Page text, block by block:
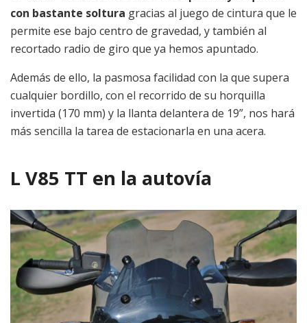
con bastante soltura gracias al juego de cintura que le
permite ese bajo centro de gravedad, y también al
recortado radio de giro que ya hemos apuntado.
Además de ello, la pasmosa facilidad con la que supera
cualquier bordillo, con el recorrido de su horquilla
invertida (170 mm) y la llanta delantera de 19”, nos hará
más sencilla la tarea de estacionarla en una acera.
L V85 TT en la autovía